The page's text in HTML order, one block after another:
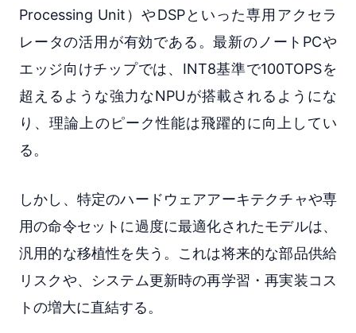
Processing Unit）やDSPといった専用アクセラ
レータの活用が有効である。最新のノートPCや
エッジ向けチップでは、INT8基準で100TOPSを
超えるような強力なNPUが搭載されるようにな
り、理論上のピーク性能は飛躍的に向上してい
る。
しかし、特定のハードウェアアーキテクチャや専
用の命令セットに過度に最適化されたモデルは、
汎用的な移植性を失う。これは将来的な部品供給
リスクや、システム更新時の再学習・再実装コス
トの増大に直結する。